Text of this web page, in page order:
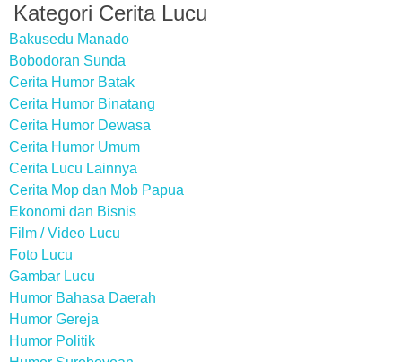
Kategori Cerita Lucu
Bakusedu Manado
Bobodoran Sunda
Cerita Humor Batak
Cerita Humor Binatang
Cerita Humor Dewasa
Cerita Humor Umum
Cerita Lucu Lainnya
Cerita Mop dan Mob Papua
Ekonomi dan Bisnis
Film / Video Lucu
Foto Lucu
Gambar Lucu
Humor Bahasa Daerah
Humor Gereja
Humor Politik